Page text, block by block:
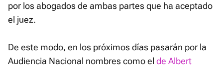
por los abogados de ambas partes que ha aceptado
el juez.
De este modo, en los próximos días pasarán por la
Audiencia Nacional nombres como el de Albert